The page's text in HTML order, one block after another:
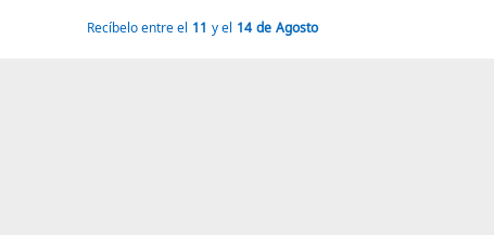
Recíbelo entre el 11 y el 14 de Agosto